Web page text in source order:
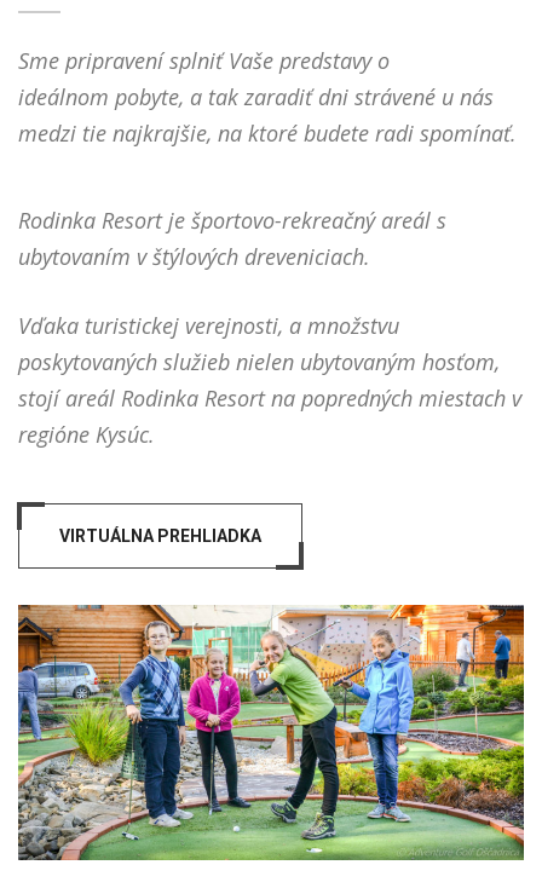
Sme pripravení splniť Vaše predstavy o
ideálnom pobyte, a tak zaradiť dni strávené u nás
medzi tie najkrajšie, na ktoré budete radi spomínať.
Rodinka Resort je športovo-rekreačný areál s
ubytovaním v štýlových dreveniciach.
Vďaka turistickej verejnosti, a množstvu
poskytovaných služieb nielen ubytovaným hosťom,
stojí areál Rodinka Resort na popredných miestach v
regióne Kysúc.
VIRTUÁLNA PREHLIADKA